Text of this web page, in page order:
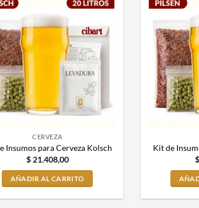
CERVEZA
Insumos para Cerveza Kolsch
$21.408,00
AÑADIR AL CARRITO
Kit de
$